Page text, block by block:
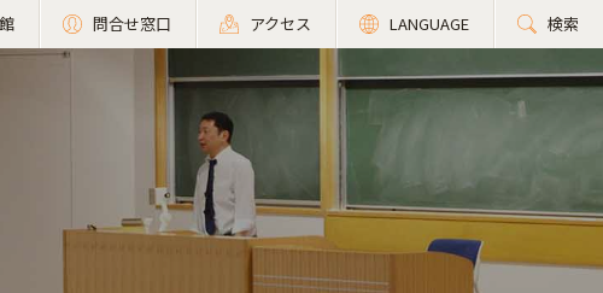
問合せ窓口 アクセス LANGUAGE 検索